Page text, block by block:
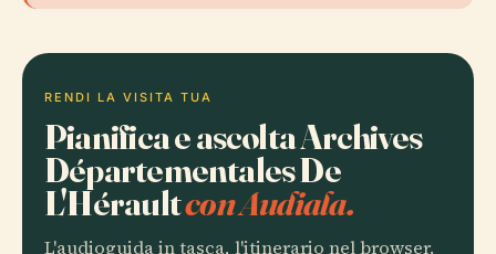
RENDI LA VISITA TUA
Pianifica e ascolta Archives
Départementales De
L'Héraultcon Audiala.
L'audioguida in tasca, l'itinerario nel browser.